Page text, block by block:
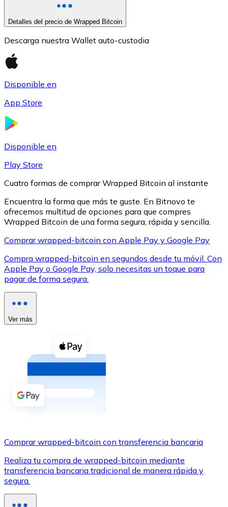
Litecoin
LTC
Ver todo
Compra criptomonedas con efectivo en tu tienda más
Comprar con efectivo
Transferencia SEPA
Añade fondos a tu cuenta Bitnovo o realiza compras
Comprar con Transferencia
Utiliza tarjetas Visa y Mastercard para comprar
Comprar con tarjeta
Tienda - Tarjetas regalo
Nuevo
Detalles del precio de Wrapped Bitcoin
Descarga nuestra Wallet auto-custodia
Disponible en
App Store
Disponible en
Play Store
Cuatro formas de comprar Wrapped Bitcoin al instante
Encuentra la forma que más te guste. En Bitnovo te
ofrecemos multitud de opciones para que compres
Wrapped Bitcoin de una forma segura, rápida y sencilla.
Comprar wrapped-bitcoin con Apple Pay y Google Pay
Compra wrapped-bitcoin en segundos desde tu móvil. Con
Apple Pay o Google Pay, solo necesitas un toque para
pagar de forma segura.
Ver más
Comprar wrapped-bitcoin con transferencia bancaria
Realiza tu compra de wrapped-bitcoin mediante
transferencia bancaria tradicional de manera rápida y
segura.